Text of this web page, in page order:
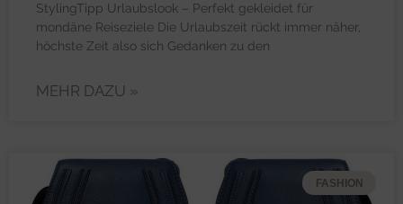
StylingTipp Urlaubslook – Perfekt gekleidet für
mondäne Reiseziele Die Urlaubszeit rückt immer näher,
höchste Zeit also sich Gedanken zu den
MEHR DAZU »
FASHION